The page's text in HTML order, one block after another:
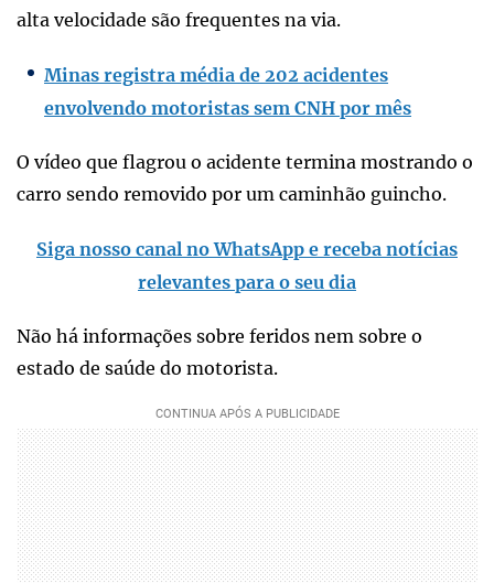
alta velocidade são frequentes na via.
Minas registra média de 202 acidentes
envolvendo motoristas sem CNH por mês
O vídeo que flagrou o acidente termina mostrando o
carro sendo removido por um caminhão guincho.
Siga nosso canal no WhatsApp e receba notícias
relevantes para o seu dia
Não há informações sobre feridos nem sobre o
estado de saúde do motorista.